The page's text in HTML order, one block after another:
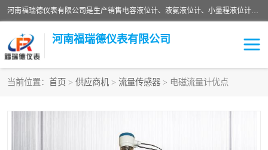
河南福瑞德仪表有限公司是生产销售电容液位计、液氨液位计、小量程液位计定制、智能锅炉水位计、液氮液位计等；并在产品开发、研制的过程中，吸取国内外仪器仪表的技术精华，建立了一支高、精、尖的科研开发队伍，使产品性能不断升级。
河南福瑞德仪表有限公司
当前位置： 首页 > 供应商机 > 流量传感器 > 电磁流量计优点